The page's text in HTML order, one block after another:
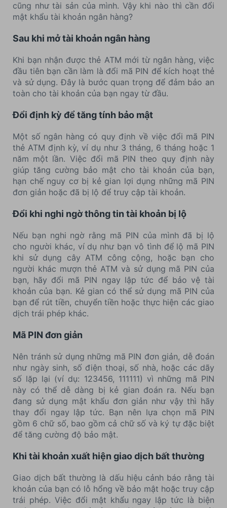
cũng như tài sản của mình. Vậy khi nào thì cần đổi
mật khẩu tài khoản ngân hàng?
Sau khi mở tài khoản ngân hàng
Khi bạn nhận được thẻ ATM mới từ ngân hàng, việc
đầu tiên bạn cần làm là đổi mã PIN để kích hoạt thẻ
và sử dụng. Đây là bước quan trọng để đảm bảo an
toàn cho tài khoản của bạn ngay từ đầu.
Đổi định kỳ để tăng tính bảo mật
Một số ngân hàng có quy định về việc đổi mã PIN
thẻ ATM định kỳ, ví dụ như 3 tháng, 6 tháng hoặc 1
năm một lần. Việc đổi mã PIN theo quy định này
giúp tăng cường bảo mật cho tài khoản của bạn,
hạn chế nguy cơ bị kẻ gian lợi dụng những mã PIN
đơn giản hoặc đã bị lộ để truy cập tài khoản.
Đổi khi nghi ngờ thông tin tài khoản bị lộ
Nếu bạn nghi ngờ rằng mã PIN của mình đã bị lộ
cho người khác, ví dụ như bạn vô tình để lộ mã PIN
khi sử dụng cây ATM công cộng, hoặc bạn cho
người khác mượn thẻ ATM và sử dụng mã PIN của
bạn, hãy đổi mã PIN ngay lập tức để bảo vệ tài
khoản của bạn. Kẻ gian có thể sử dụng mã PIN của
bạn để rút tiền, chuyển tiền hoặc thực hiện các giao
dịch trái phép khác.
Mã PIN đơn giản
Nên tránh sử dụng những mã PIN đơn giản, dễ đoán
như ngày sinh, số điện thoại, số nhà, hoặc các dãy
số lặp lại (ví dụ: 123456, 111111) vì những mã PIN
này có thể dễ dàng bị kẻ gian đoán ra. Nếu bạn
đang sử dụng mật khẩu đơn giản như vậy thì hãy
thay đổi ngay lập tức. Bạn nên lựa chọn mã PIN
gồm 6 chữ số, bao gồm cả chữ số và ký tự đặc biệt
để tăng cường độ bảo mật.
Khi tài khoản xuất hiện giao dịch bất thường
Giao dịch bất thường là dấu hiệu cảnh báo rằng tài
khoản của bạn có lỗ hổng về bảo mật hoặc truy cập
trái phép. Việc đổi mật khẩu ngay lập tức là biện